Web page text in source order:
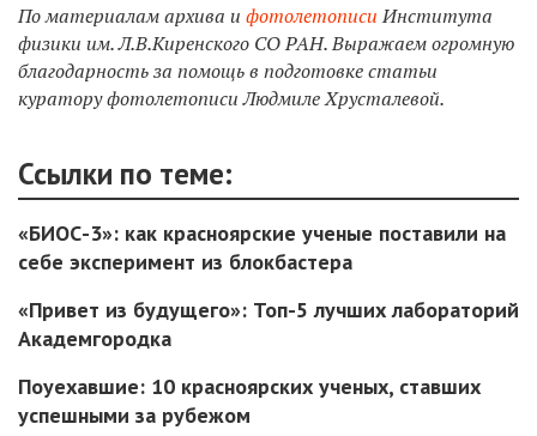
По материалам архива и фотолетописиИнститута
физики им. Л.В.Киренского СО РАН. Выражаем огромную
благодарность за помощь в подготовке статьи
куратору фотолетописи Людмиле Хрусталевой.
Ссылки по теме:
«БИОС-3»: как красноярские ученые поставили на
себе эксперимент из блокбастера
«Привет из будущего»: Топ-5 лучших лабораторий
Академгородка
Поуехавшие: 10 красноярских ученых, ставших
успешными за рубежом